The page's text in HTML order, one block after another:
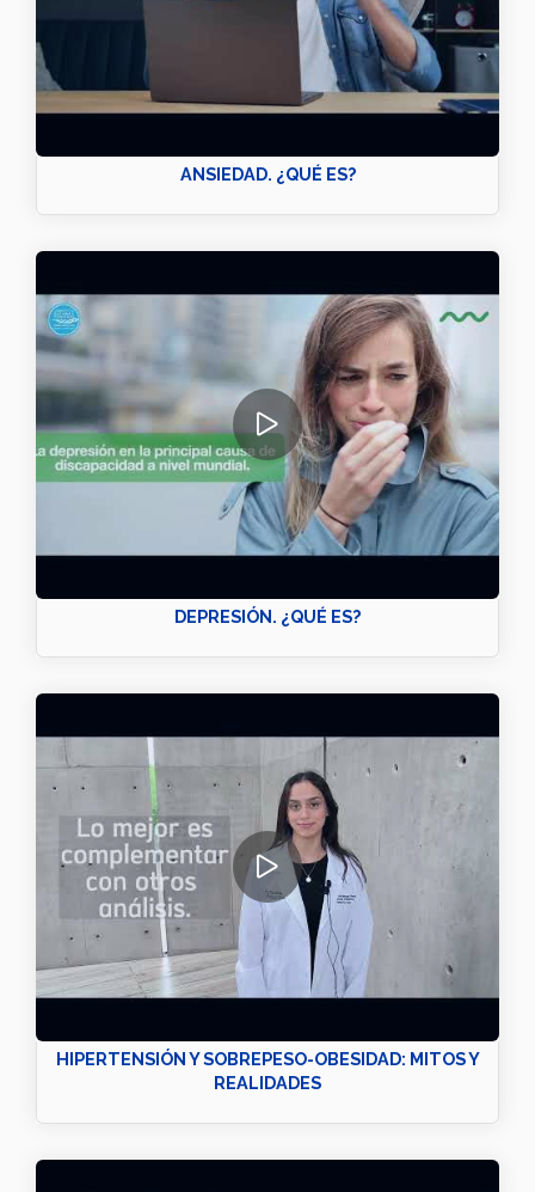
ANSIEDAD. ¿QUÉ ES?
DEPRESIÓN. ¿QUÉ ES?
HIPERTENSIÓN Y SOBREPESO-OBESIDAD: MITOS Y
REALIDADES